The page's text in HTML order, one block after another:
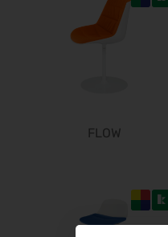
22.09.2026 - 25.09.2026
InnoTrans 2026
25.09.2026 - 26.09.2026
IMAGING WORLD 2026
02.10.2026 - 04.10.2026
FLOW